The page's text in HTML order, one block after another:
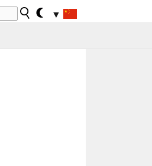
▼